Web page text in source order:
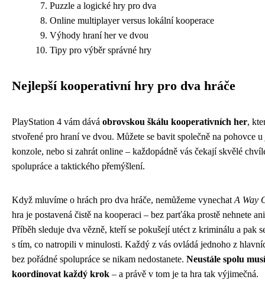
Puzzle a logické hry pro dva
Online multiplayer versus lokální kooperace
Výhody hraní her ve dvou
Tipy pro výběr správné hry
Nejlepší kooperativní hry pro dva hráče
PlayStation 4 vám dává obrovskou škálu kooperativních her,
stvořené pro hraní ve dvou. Můžete se bavit společně na pohovce u
konzole, nebo si zahrát online – každopádně vás čekají skvělé
spolupráce a taktického přemýšlení.
Když mluvíme o hrách pro dva hráče, nemůžeme vynechat A Way
hra je postavená čistě na kooperaci – bez parťáka prostě nehnete
Příběh sleduje dva vězně, kteří se pokušejí utéct z kriminálu a pak
s tím, co natropili v minulosti. Každý z vás ovládá jednoho z
bez pořádné spolupráce se nikam nedostanete. Neustále spolu
koordinovat každý krok – a právě v tom je ta hra tak výjimečná.